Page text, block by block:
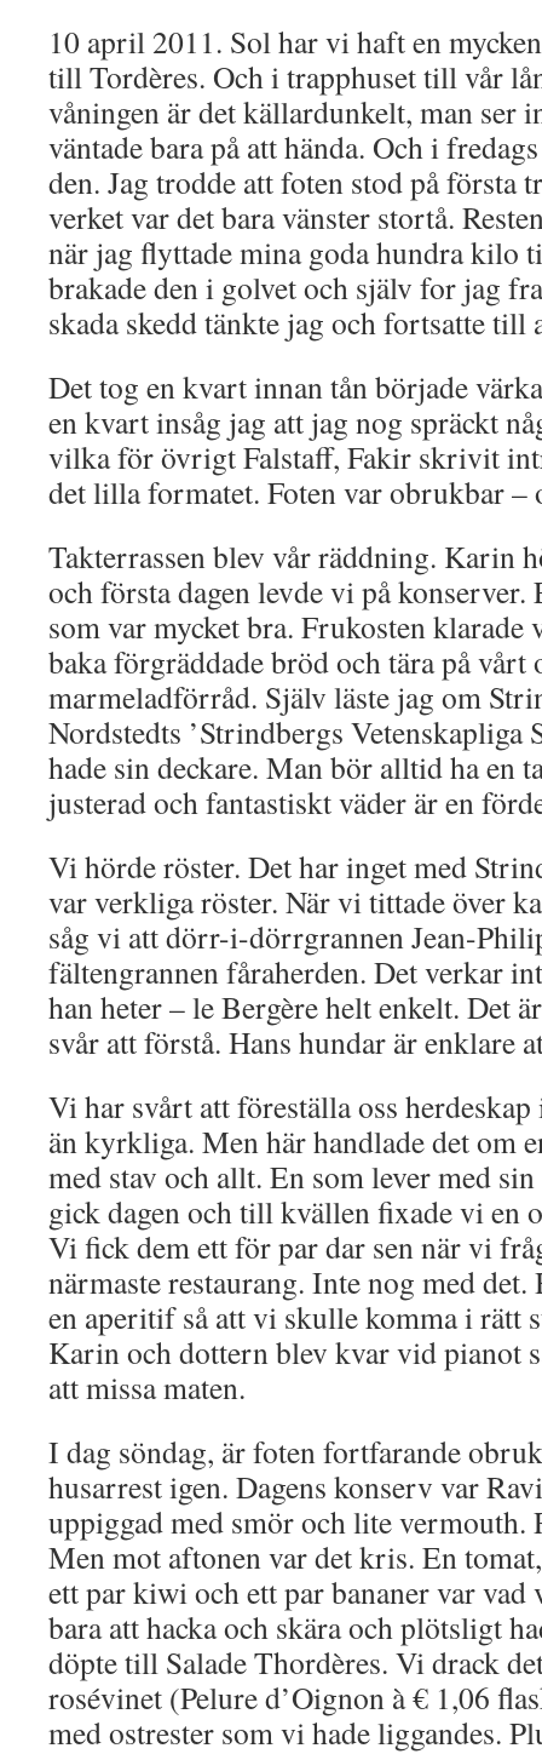
10 april 2011. Sol har vi haft en
till Tordères. Och i trapphuset till vår
våningen är det källardunkelt, man ser
väntade bara på att hända. Och i
den. Jag trodde att foten stod på första
verket var det bara vänster stortå.
när jag flyttade mina goda hundra kilo
brakade den i golvet och själv for jag
skada skedd tänkte jag och fortsatte till
Det tog en kvart innan tån började
en kvart insåg jag att jag nog spräckt
vilka för övrigt Falstaff, Fakir skrivit
det lilla formatet. Foten var obrukbar –
Takterrassen blev vår räddning. Karin
och första dagen levde vi på konserver.
som var mycket bra. Frukosten klarade
baka förgräddade bröd och tära på vårt
marmeladförråd. Själv läste jag om
Nordstedts ’Strindbergs
hade sin deckare. Man bör alltid ha en
justerad och fantastiskt väder är en
Vi hörde röster. Det har inget med
var verkliga röster. När vi tittade över
såg vi att dörr-i-dörrgrannen Jean-
fältengrannen fåraherden. Det verkar
han heter – le Bergère helt enkelt. Det
svår att förstå. Hans hundar är enklare
Vi har svårt att föreställa oss
än kyrkliga. Men här handlade det om
med stav och allt. En som lever med
gick dagen och till kvällen fixade vi en
Vi fick dem ett för par dar sen när vi
närmaste restaurang. Inte nog med det.
en aperitif så att vi skulle komma i rätt
Karin och dottern blev kvar vid pianot
att missa maten.
I dag söndag, är foten fortfarande
husarrest igen. Dagens konserv var
uppiggad med smör och lite vermouth.
Men mot aftonen var det kris. En
ett par kiwi och ett par bananer var
bara att hacka och skära och plötsligt
döpte till Salade Thordères. Vi drack
rosévinet (Pelure d’Oignon à € 1,06
med ostrester som vi hade liggandes.